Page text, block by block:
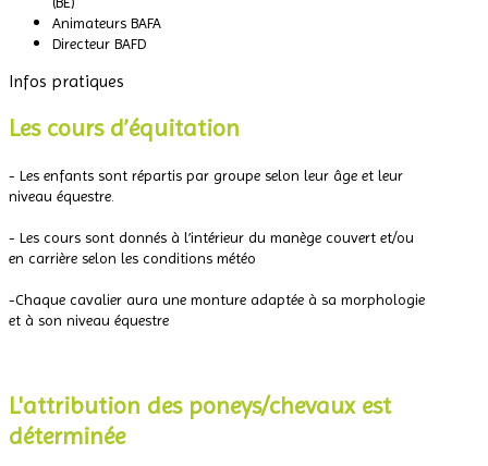
Animateurs BAFA
Directeur BAFD
Infos pratiques
Les cours d’équitation
- Les enfants sont répartis par groupe selon leur âge et leur
niveau équestre.
- Les cours sont donnés à l’intérieur du manège couvert et/ou
en carrière selon les conditions météo
-Chaque cavalier aura une monture adaptée à sa morphologie
et à son niveau équestre
L'attribution des poneys/chevaux est
déterminée